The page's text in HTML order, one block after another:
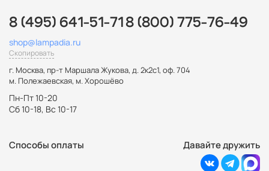
8 (495) 641-51-71 8 (800) 775-76-49
shop@lampadia.ru
Скопировать
г. Москва, пр-т Маршала Жукова, д. 2к2с1, оф. 704
м. Полежаевская, м. Хорошёво
Пн-Пт 10-20
Сб 10-18, Вс 10-17
Способы оплаты Давайте дружить